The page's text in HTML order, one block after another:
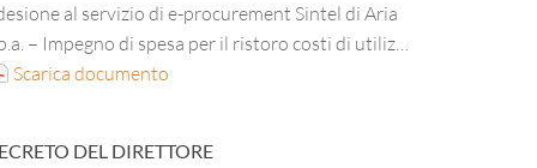
al servizio di e-procurement Sintel di Aria
– Impegno di spesa per il ristoro costi di utilizzo
2026.
Scarica documento
DEL DIRETTORE